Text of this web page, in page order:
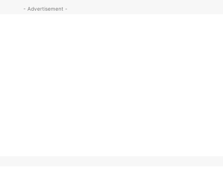
- Advertisement -